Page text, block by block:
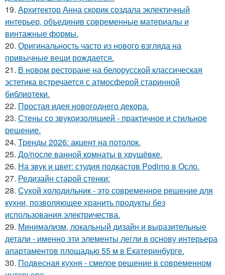
19. Архитектор Анна скорик создала эклектичный
интерьер, объединив современные материалы и
винтажные формы.
20. Оригинальность часто из нового взгляда на
привычные вещи рождается.
21. В новом ресторане на белорусской классическая
эстетика встречается с атмосферой старинной
библиотеки.
22. Простая идея новогоднего декора.
23. Стены со звукоизоляцией - практичное и стильное
решение.
24. Тренды 2026: акцент на потолок.
25. До/после ванной комнаты в хрущёвке.
26. На звук и цвет: студия подкастов Podimo в Осло.
27. Редизайн старой стенки:
28. Сухой холодильник - это современное решение для
кухни, позволяющее хранить продукты без
использования электричества.
29. Минимализм, локальный дизайн и выразительные
детали - именно эти элементы легли в основу интерьера
апартаментов площадью 55 м в Екатеринбурге.
30. Подвесная кухня - смелое решение в современном